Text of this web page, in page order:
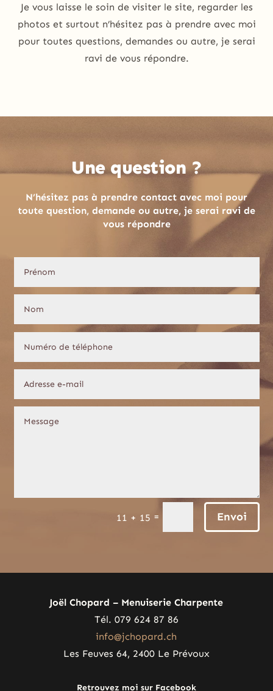
Je vous laisse le soin de visiter le site, regarder les
photos et surtout n’hésitez pas à prendre avec moi
pour toutes questions, demandes ou autre, je serai
ravi de vous répondre.
Une question ?
N’hésitez pas à prendre contact avec moi pour
toute question, demande ou autre, je serai ravi de
vous répondre
11 + 15 = Envoi
Joël Chopard – Menuiserie Charpente
Tél. 079 624 87 86
info@jchopard.ch
Les Feuves 64, 2400 Le Prévoux
Retrouvez moi sur Facebook